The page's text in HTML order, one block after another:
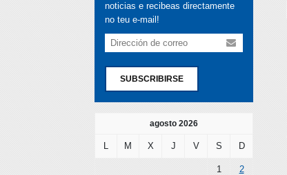
noticias e recibeas directamente
no teu e-mail!
SUBSCRIBIRSE
agosto 2026
L M X J V S D
1 2